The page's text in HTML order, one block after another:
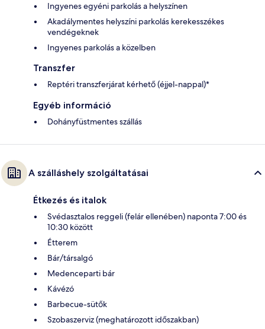
Ingyenes egyéni parkolás a helyszínen
Akadálymentes helyszíni parkolás kerekesszékes
vendégeknek
Ingyenes parkolás a közelben
Transzfer
Reptéri transzferjárat kérhető (éjjel-nappal)*
Egyéb információ
Dohányfüstmentes szállás
A szálláshely szolgáltatásai
Étkezés és italok
Svédasztalos reggeli (felár ellenében) naponta 7:00 és
10:30 között
Étterem
Bár/társalgó
Medenceparti bár
Kávézó
Barbecue-sütők
Szobaszerviz (meghatározott időszakban)